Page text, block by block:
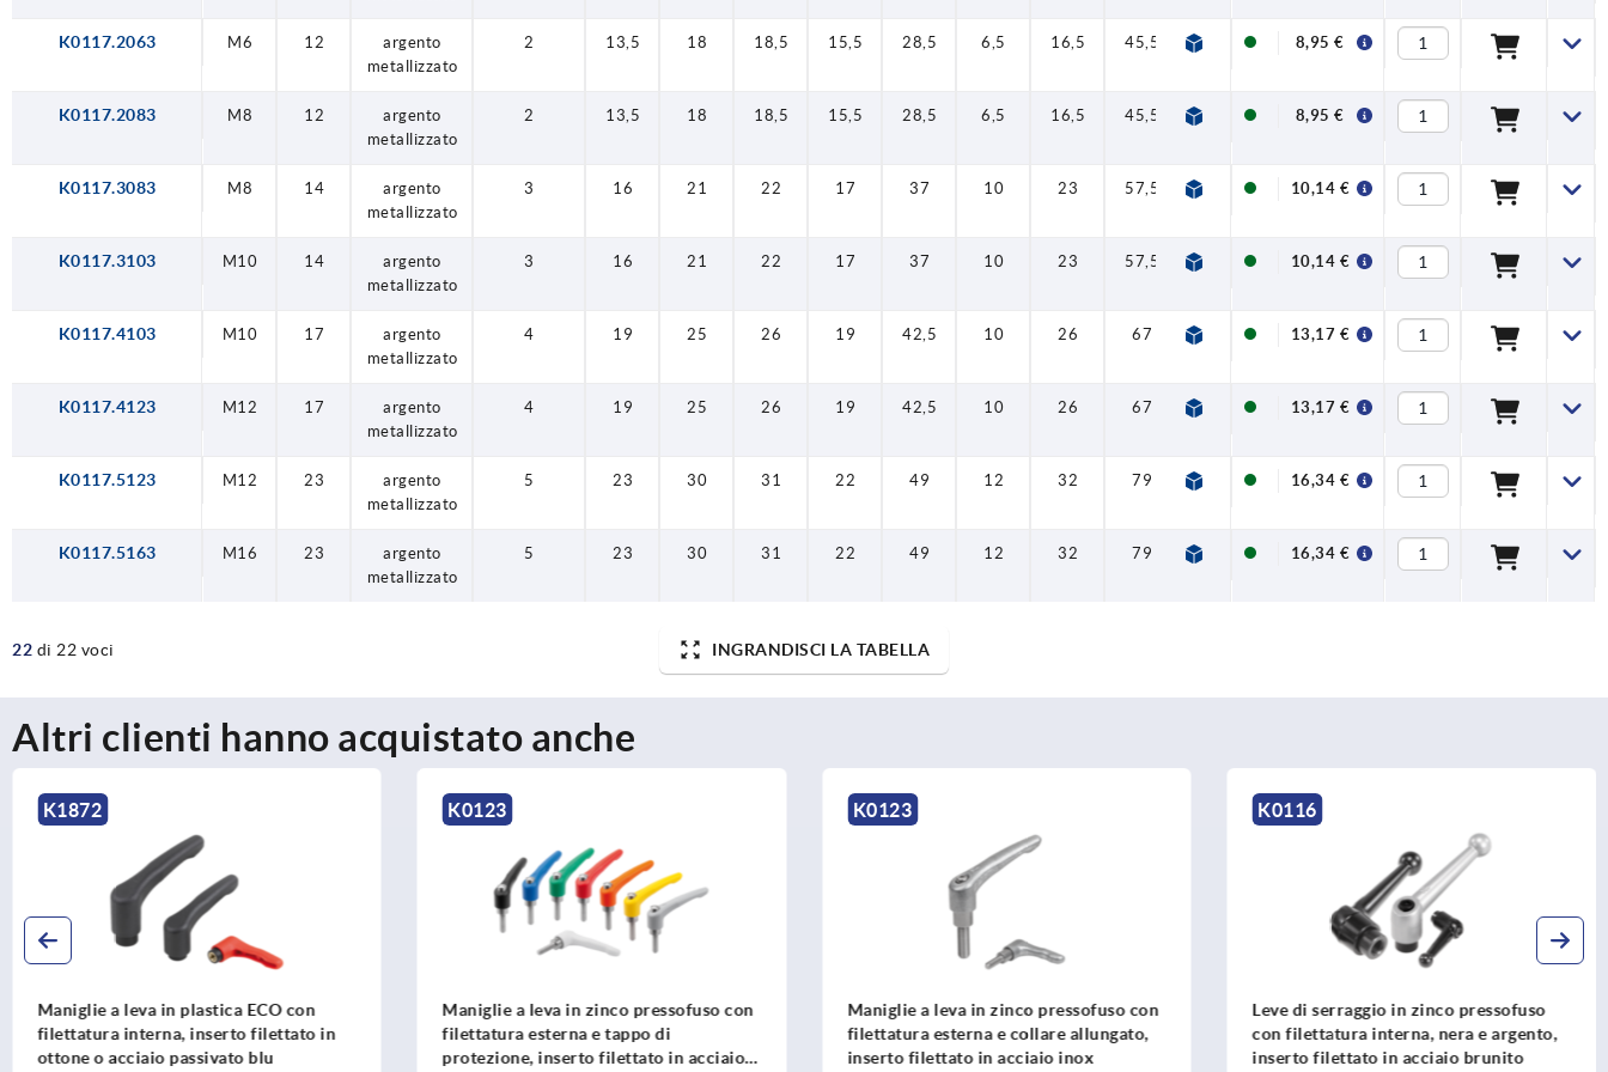
K0117.2063 M6 12
argento
metallizzato
2 13,5 18 18,5 15,5 28,5 6,5 16,5 45,5 49,5 64 73
8,95 €
K0117.2083 M8 12
argento
metallizzato
2 13,5 18 18,5 15,5 28,5 6,5 16,5 45,5 49,5 64 73
8,95 €
K0117.3083 M8 14
argento
metallizzato
3 16 21 22 17 37 10 23 57,5 61,5 79 90
10,14 €
K0117.3103 M10 14
argento
metallizzato
3 16 21 22 17 37 10 23 57,5 61,5 79 90
10,14 €
K0117.4103 M10 17
argento
metallizzato
4 19 25 26 19 42,5 10 26 67 95 108
13,17 €
K0117.4123 M12 17
argento
metallizzato
4 19 25 26 19 42,5 10 26 67 95 108
13,17 €
K0117.5123 M12 23
argento
metallizzato
5 23 30 31 22 49 12 32 79 110 126
16,34 €
K0117.5163 M16 23
argento
metallizzato
5 23 30 31 22 49 12 32 79 110 126
16,34 €
22 di 22 voci INGRANDISCI LA TABELLA
Altri clienti hanno acquistato anche
K1872
Maniglie a leva in plastica ECO con
filettatura interna, inserto filettato in
ottone o acciaio passivato blu
K0123
Maniglie a leva in zinco pressofuso con
filettatura esterna e tappo di
protezione, inserto filettato in acciaio
K0123
Maniglie a leva in zinco pressofuso con
filettatura esterna e collare allungato,
inserto filettato in acciaio inox
K0116
Leve di serraggio in zinco pressofuso
con filettatura interna, nera e argento,
inserto filettato in acciaio brunito